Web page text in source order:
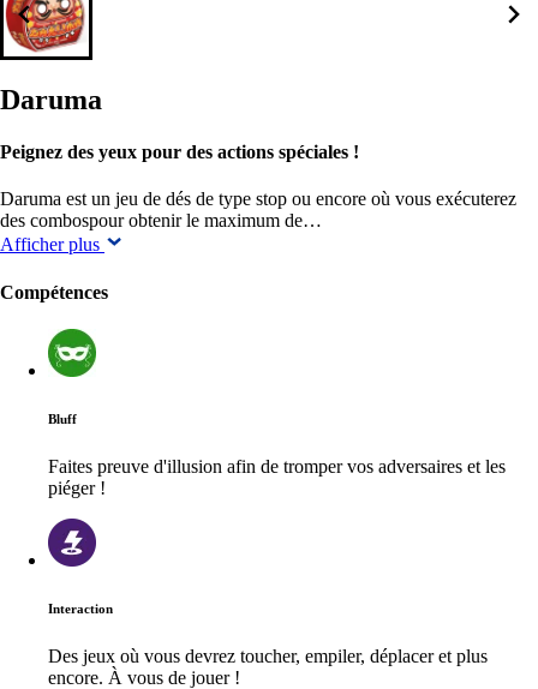
Daruma
Peignez des yeux pour des actions spéciales !
Daruma est un jeu de dés de type stop ou encore où vous exécuterez
des combospour obtenir le maximum de…
Afficher plus
Compétences
Bluff
Faites preuve d'illusion afin de tromper vos adversaires et les
piéger !
Interaction
Des jeux où vous devrez toucher, empiler, déplacer et plus
encore. À vous de jouer !